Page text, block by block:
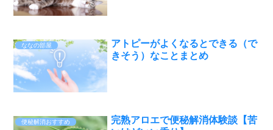
ななの部屋
アトピーがよくなるとできる（で
きそう）なことまとめ
便秘解消おすすめ
完熟アロエで便秘解消体験談【苦